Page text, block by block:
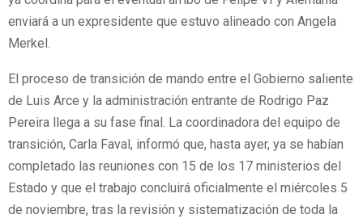
enviará a un expresidente que estuvo alineado con Angela
Merkel.
El proceso de transición de mando entre el Gobierno saliente
de Luis Arce y la administración entrante de Rodrigo Paz
Pereira llega a su fase final. La coordinadora del equipo de
transición, Carla Faval, informó que, hasta ayer, ya se habían
completado las reuniones con 15 de los 17 ministerios del
Estado y que el trabajo concluirá oficialmente el miércoles 5
de noviembre, tras la revisión y sistematización de toda la